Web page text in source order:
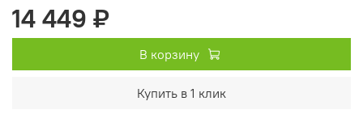
14 449 ₽
В корзину
Купить в 1 клик